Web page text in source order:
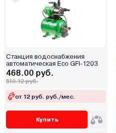
Станция водоснабжения
автоматическая Eco GFI-1203
468.00 руб.
510.12 руб.
от 12 руб. руб./мес.
Купить